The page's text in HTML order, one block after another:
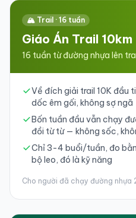
🏔️ Trail · 16 tuần
Giáo Án Trail 10km
16 tuần từ đường nhựa lên
Về đích giải trail 10K đầu
dốc êm gối, không sợ ngã
Bốn tuần đầu vẫn chạy
đồi từ từ — không sốc,
Chỉ 3-4 buổi/tuần, đo
bộ leo, đó là kỹ năng
Cho người đã chạy đường